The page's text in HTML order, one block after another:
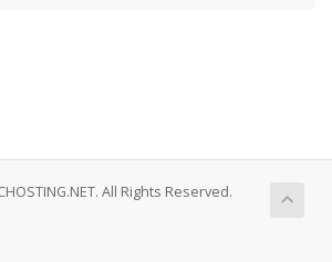
All Rights Reserved.